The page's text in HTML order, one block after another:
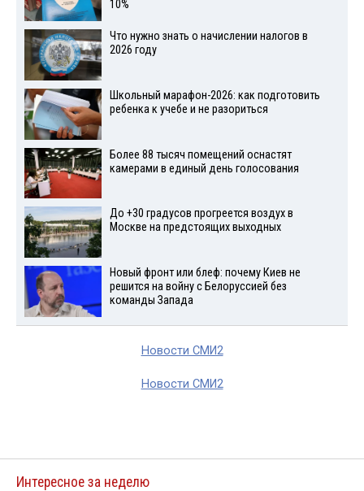
10%
Что нужно знать о начислении налогов в
2026 году
Школьный марафон-2026: как подготовить
ребенка к учебе и не разориться
Более 88 тысяч помещений оснастят
камерами в единый день голосования
До +30 градусов прогреется воздух в
Москве на предстоящих выходных
Новый фронт или блеф: почему Киев не
решится на войну с Белоруссией без
команды Запада
Новости СМИ2
Новости СМИ2
Интересное за неделю